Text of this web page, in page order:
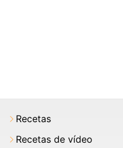
Recetas
Recetas de vídeo